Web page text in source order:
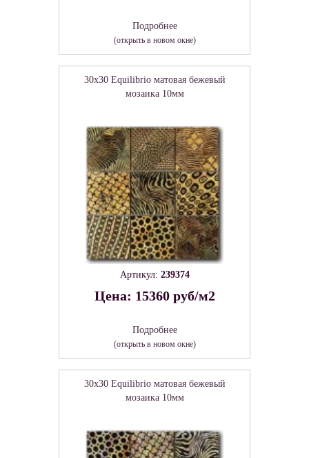
Подробнее
(открыть в новом окне)
30x30 Equilibrio матовая бежевый
мозаика 10мм
Артикул: 239374
Цена: 15360 руб/м2
Подробнее
(открыть в новом окне)
30x30 Equilibrio матовая бежевый
мозаика 10мм